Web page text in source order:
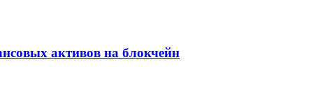
активов на блокчейн